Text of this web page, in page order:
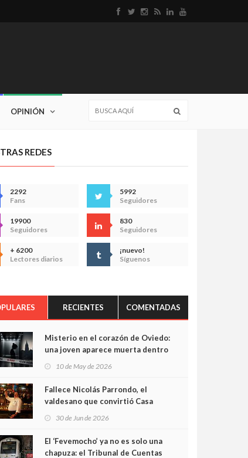
OPINIÓN
REDES
2292
Fans
5992
Seguidores
19900
Seguidores
830
Seguidores
+ 6200
Lectores diarios
¡nuevo!
Síguenos
RECIENTES COMENTADAS
Misterio en el corazón de Oviedo:
una joven aparece muerta dentro
cámaras captan sus últimos
minutos
10 de May de 2026
Fallece Nicolás Parrondo, el
valdesano que convirtió Casa
30 de Jun de 2026
El ‘Fevemocho’ ya no es solo una
chapuza: el Tribunal de Cuentas